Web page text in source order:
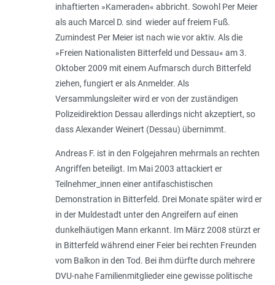
inhaftierten »Kameraden« abbricht. Sowohl Per Meier
als auch Marcel D. sind wieder auf freiem Fuß.
Zumindest Per Meier ist nach wie vor aktiv. Als die
»Freien Nationalisten Bitterfeld und Dessau« am 3.
Oktober 2009 mit einem Aufmarsch durch Bitterfeld
ziehen, fungiert er als Anmelder. Als
Versammlungsleiter wird er von der zuständigen
Polizeidirektion Dessau allerdings nicht akzeptiert, so
dass Alexander Weinert (Dessau) übernimmt.
Andreas F. ist in den Folgejahren mehrmals an rechten
Angriffen beteiligt. Im Mai 2003 attackiert er
Teilnehmer_innen einer antifaschistischen
Demonstration in Bitterfeld. Drei Monate später wird er
in der Muldestadt unter den Angreifern auf einen
dunkelhäutigen Mann erkannt. Im März 2008 stürzt er
in Bitterfeld während einer Feier bei rechten Freunden
vom Balkon in den Tod. Bei ihm dürfte durch mehrere
DVU-nahe Familienmitglieder eine gewisse politische